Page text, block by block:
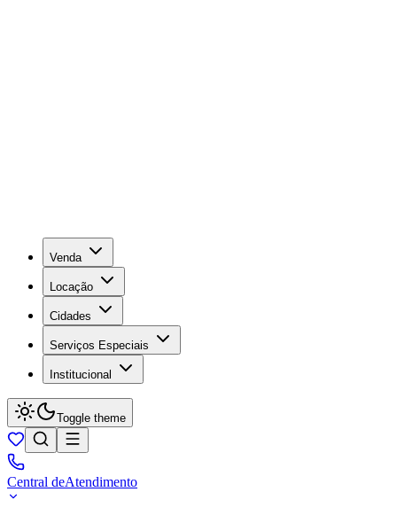
Venda
Locação
Cidades
Serviços Especiais
Institucional
Toggle theme
Central deAtendimento